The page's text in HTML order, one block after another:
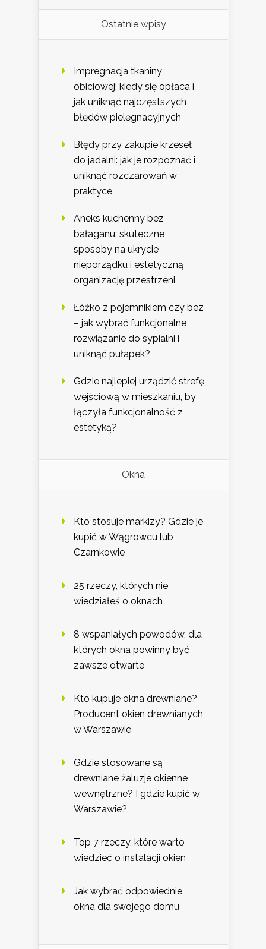
Ostatnie wpisy
Impregnacja tkaniny
obiciowej: kiedy się opłaca i
jak uniknąć najczęstszych
błędów pielęgnacyjnych
Błędy przy zakupie krzeseł
do jadalni: jak je rozpoznać i
uniknąć rozczarowań w
praktyce
Aneks kuchenny bez
bałaganu: skuteczne
sposoby na ukrycie
nieporządku i estetyczną
organizację przestrzeni
Łóżko z pojemnikiem czy bez
– jak wybrać funkcjonalne
rozwiązanie do sypialni i
uniknąć pułapek?
Gdzie najlepiej urządzić strefę
wejściową w mieszkaniu, by
łączyła funkcjonalność z
estetyką?
Okna
Kto stosuje markizy? Gdzie je
kupić w Wągrowcu lub
Czarnkowie
25 rzeczy, których nie
wiedziałeś o oknach
8 wspaniałych powodów, dla
których okna powinny być
zawsze otwarte
Kto kupuje okna drewniane?
Producent okien drewnianych
w Warszawie
Gdzie stosowane są
drewniane żaluzje okienne
wewnętrzne? I gdzie kupić w
Warszawie?
Top 7 rzeczy, które warto
wiedzieć o instalacji okien
Jak wybrać odpowiednie
okna dla swojego domu